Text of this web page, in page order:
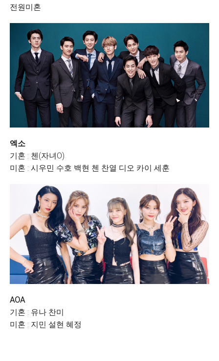
전원미혼
엑소
기혼 : 첸(자녀O)
미혼 : 시우민 수호 백현 첸 찬열 디오 카이 세훈
AOA
기혼 : 유나 찬미
미혼 : 지민 설현 혜정